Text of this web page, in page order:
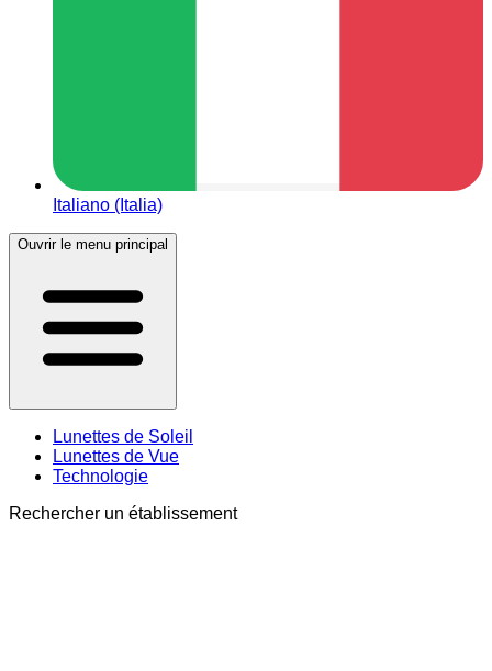
Italiano (Italia)
Ouvrir le menu principal
Lunettes de Soleil
Lunettes de Vue
Technologie
Rechercher un établissement